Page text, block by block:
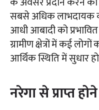
सबसे अधिक लाभदायक
आधी आबादी को
ग्रामीण क्षेत्रों में कई
आर्थिक स्थिति में सुधार
नरेगा से प्राप्त